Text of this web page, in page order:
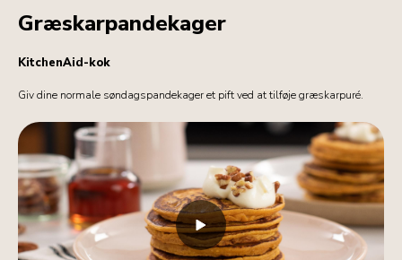
Græskarpandekager
KitchenAid-kok
Giv dine normale søndagspandekager et pift ved at tilføje græskarpuré.